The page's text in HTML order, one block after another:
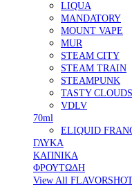
LIQUA
MANDATORY
MOUNT VAPE
MUR
STEAM CITY
STEAM TRAIN
STEAMPUNK
TASTY CLOUDS
VDLV
70ml
ELIQUID
ΓΛΥΚΑ
ΚΑΠΝΙΚΑ
ΦΡΟΥΤΩΔΗ
View All